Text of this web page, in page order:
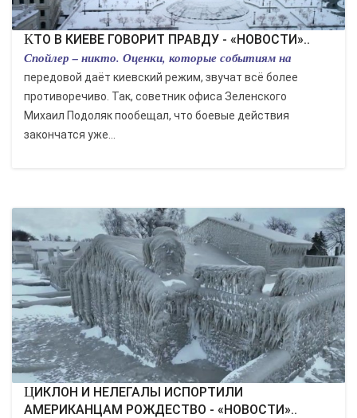
КТО В КИЕВЕ ГОВОРИТ ПРАВДУ - «НОВОСТИ»..
Спойлер – никто. Оценки, которые событиям на
передовой даёт киевский режим, звучат всё более
противоречиво. Так, советник офиса Зеленского
Михаил Подоляк пообещал, что боевые действия
закончатся уже...
ЦИКЛОН И НЕЛЕГАЛЫ ИСПОРТИЛИ
АМЕРИКАНЦАМ РОЖДЕСТВО - «НОВОСТИ»..